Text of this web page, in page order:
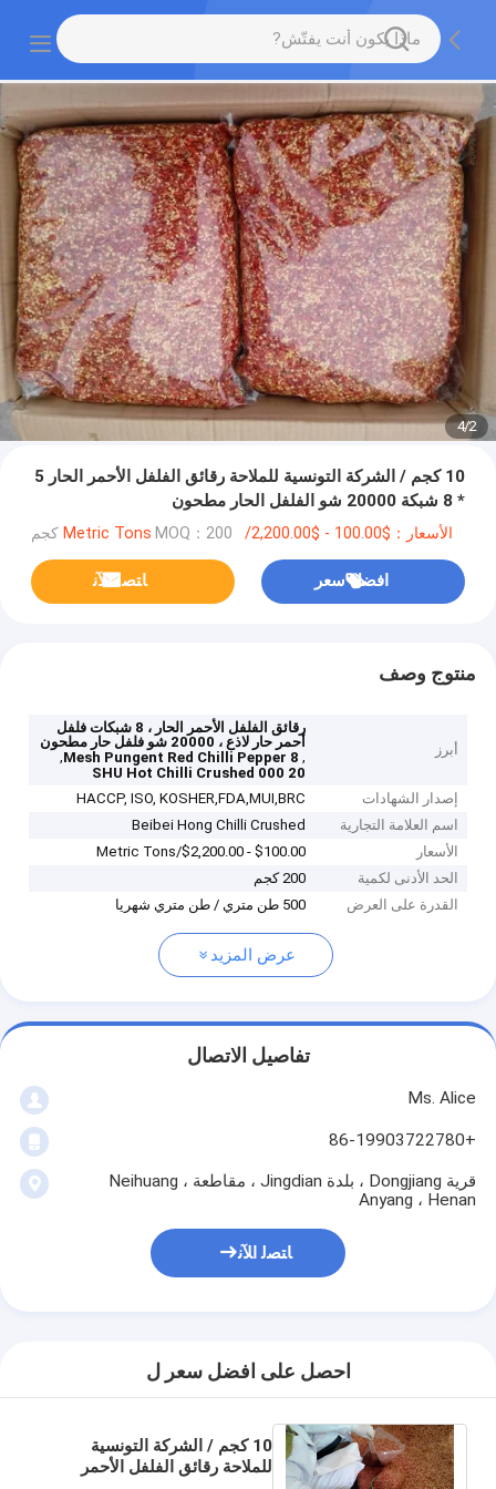
2
/
4
10 كجم / الشركة التونسية للملاحة رقائق الفلفل الأحمر الحار 5
* 8 شبكة 20000 شو الفلفل الحار مطحون
الأسعار：$100.00 - $2,200.00/Metric Tons MOQ：200 كجم
افضل سعر ﺎﺘﺼﻟ ﺍﻶﻧ
منتوج وصف
أبرز
رقائق الفلفل الأحمر الحار ، 8 شبكات فلفل
أحمر حار لاذع ، 20000 شو فلفل حار مطحون
,
8 Mesh Pungent Red Chilli Pepper
,
20 000 SHU Hot Chilli Crushed
إصدار الشهادات
HACCP, ISO, KOSHER,FDA,MUI,BRC
اسم العلامة التجارية
Beibei Hong Chilli Crushed
الأسعار
$100.00 - $2,200.00/Metric Tons
الحد الأدنى لكمية
200 كجم
القدرة على العرض
500 طن متري / طن متري شهريا
عرض المزيد
تفاصيل الاتصال
Ms. Alice
+86-19903722780
قرية Dongjiang ، بلدة Jingdian ، مقاطعة Neihuang ،
Anyang ، Henan
ﺎﺘﺼﻟ ﺍﻶﻧ
احصل على افضل سعر ل
10 كجم / الشركة التونسية
للملاحة رقائق الفلفل الأحمر